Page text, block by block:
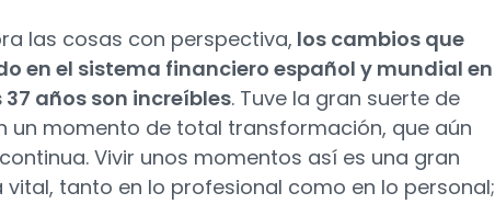
las cosas con perspectiva, los cambios que
en el sistema financiero español y mundial en
años son increíbles. Tuve la gran suerte de
un momento de total transformación, que aún
Vivir unos momentos así es una gran
vital, tanto en lo profesional como en lo personal;